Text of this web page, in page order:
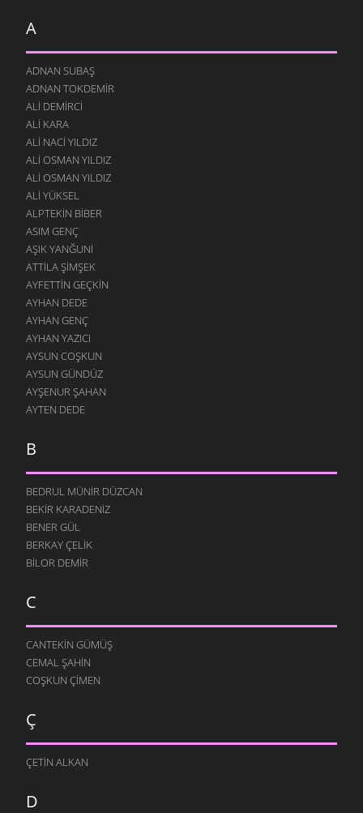
A
ADNAN SUBAŞ
ADNAN TOKDEMIR
ALI DEMIRCI
ALI KARA
ALI NACI YILDIZ
ALI OSMAN YILDIZ
ALI OSMAN YILDIZ
ALI YÜKSEL
ALPTEKIN BIBER
ASIM GENÇ
AŞIK YANĞUNI
ATTILA ŞIMŞEK
AYFETTIN GEÇKIN
AYHAN DEDE
AYHAN GENÇ
AYHAN YAZICI
AYSUN COŞKUN
AYSUN GÜNDÜZ
AYŞENUR ŞAHAN
AYTEN DEDE
B
BEDRUL MÜNIR DÜZCAN
BEKIR KARADENIZ
BENER GÜL
BERKAY ÇELIK
BILOR DEMIR
C
CANTEKIN GÜMÜŞ
CEMAL ŞAHIN
COŞKUN ÇIMEN
Ç
ÇETIN ALKAN
D